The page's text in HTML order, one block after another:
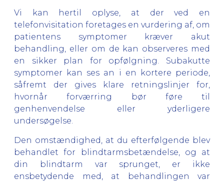
Vi kan hertil oplyse, at der ved en
telefonvisitation foretages en vurdering af, om
patientens symptomer kræver akut
behandling, eller om de kan observeres med
en sikker plan for opfølgning. Subakutte
symptomer kan ses an i en kortere periode,
såfremt der gives klare retningslinjer for,
hvornår forværring bør føre til
genhenvendelse eller yderligere
undersøgelse.
Den omstændighed, at du efterfølgende blev
behandlet for blindtarmsbetændelse, og at
din blindtarm var sprunget, er ikke
ensbetydende med, at behandlingen var